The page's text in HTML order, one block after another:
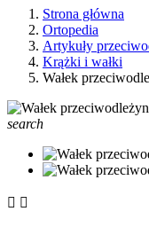
Strona główna
Ortopedia
Artykuły
Krążki i wałki
Wałek
search
 